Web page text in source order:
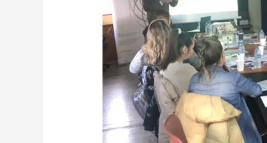
την
προστασία
των
δικαιωμάτων
των
ληπτών
υπηρεσιών
ψυχικής
υγείας